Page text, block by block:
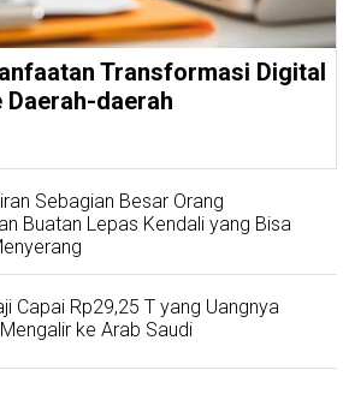
Transformasi Digital
Daerah-daerah
Sebagian Besar Orang
Buatan Lepas Kendali yang Bisa
Capai Rp29,25 T yang Uangnya
ke Arab Saudi